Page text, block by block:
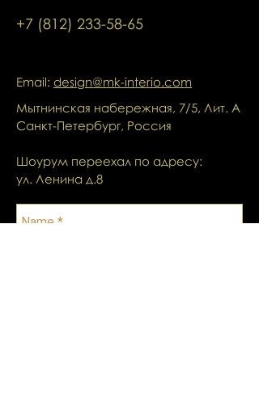
+7 (812) 233-58-65
Email: design@mk-interio.com
Мытнинская набережная, 7/5, Лит. А
Санкт-Петербург, Россия
Шоурум переехал по адресу:
ул. Ленина д.8